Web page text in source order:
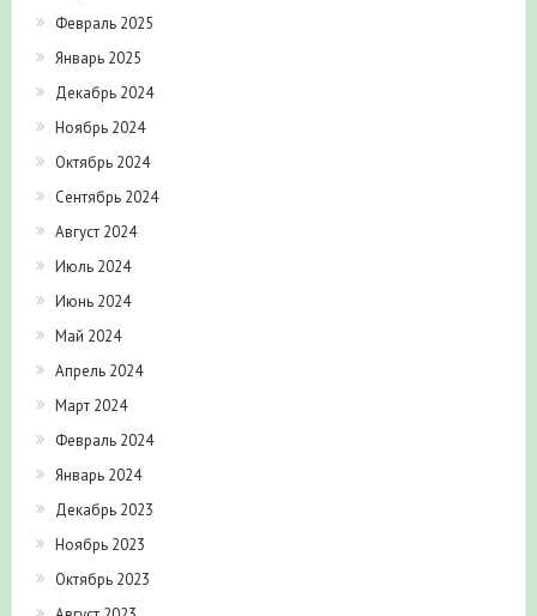
Февраль 2025
Январь 2025
Декабрь 2024
Ноябрь 2024
Октябрь 2024
Сентябрь 2024
Август 2024
Июль 2024
Июнь 2024
Май 2024
Апрель 2024
Март 2024
Февраль 2024
Январь 2024
Декабрь 2023
Ноябрь 2023
Октябрь 2023